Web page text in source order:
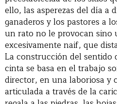
ello, las asperezas del día a
ganaderos y los pastores a
un rato no le provocan sino
excesivamente naif, que
La construcción del sentido
cinta se basa en el trabajo
director, en una laboriosa y
articulada a través de la